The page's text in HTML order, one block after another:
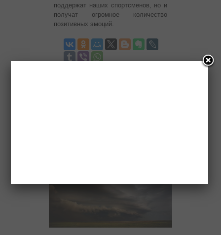
поддержат наших спортсменов, но и
получат огромное количество
позитивных эмоций.